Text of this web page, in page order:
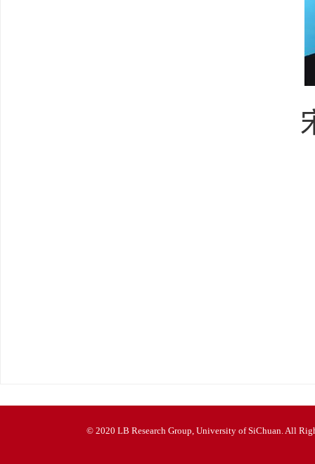
© 2020 LB Research Group, University of SiChuan. All